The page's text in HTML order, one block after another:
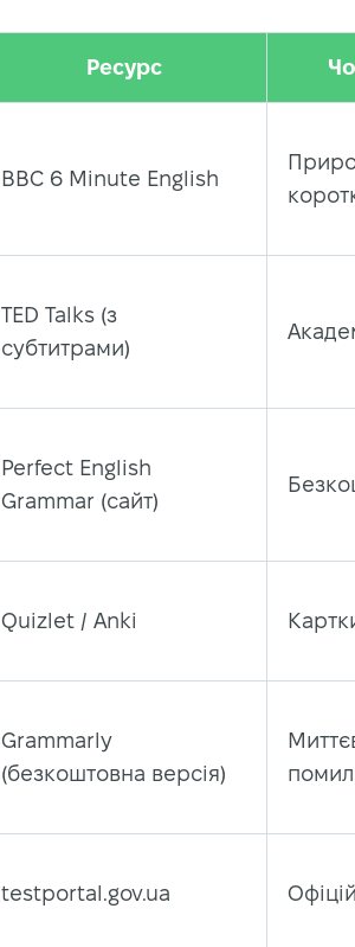
Ресурс
BBC 6 Minute English
TED Talks (з
субтитрами)
Perfect English
Grammar (сайт)
Quizlet / Anki
Grammarly
(безкоштовна версія)
testportal.gov.ua